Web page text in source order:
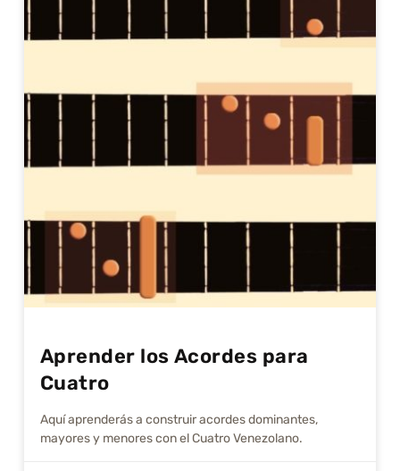
Aprender los Acordes para
Cuatro
Aquí aprenderás a construir acordes dominantes,
mayores y menores con el Cuatro Venezolano.